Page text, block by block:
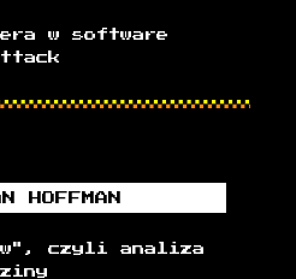
w software
czyli analiza
HOFFMAN